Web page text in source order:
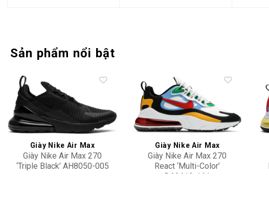
Sản phẩm nổi bật
Add to
wishlist
Giày Nike Air Max
Giày Nike Air Max 270
‘Triple Black’ AH8050-005
Add to
wishlist
Giày Nike Air Max
Giày Nike Air Max 270
React ‘Multi-Color’
DA2610-161